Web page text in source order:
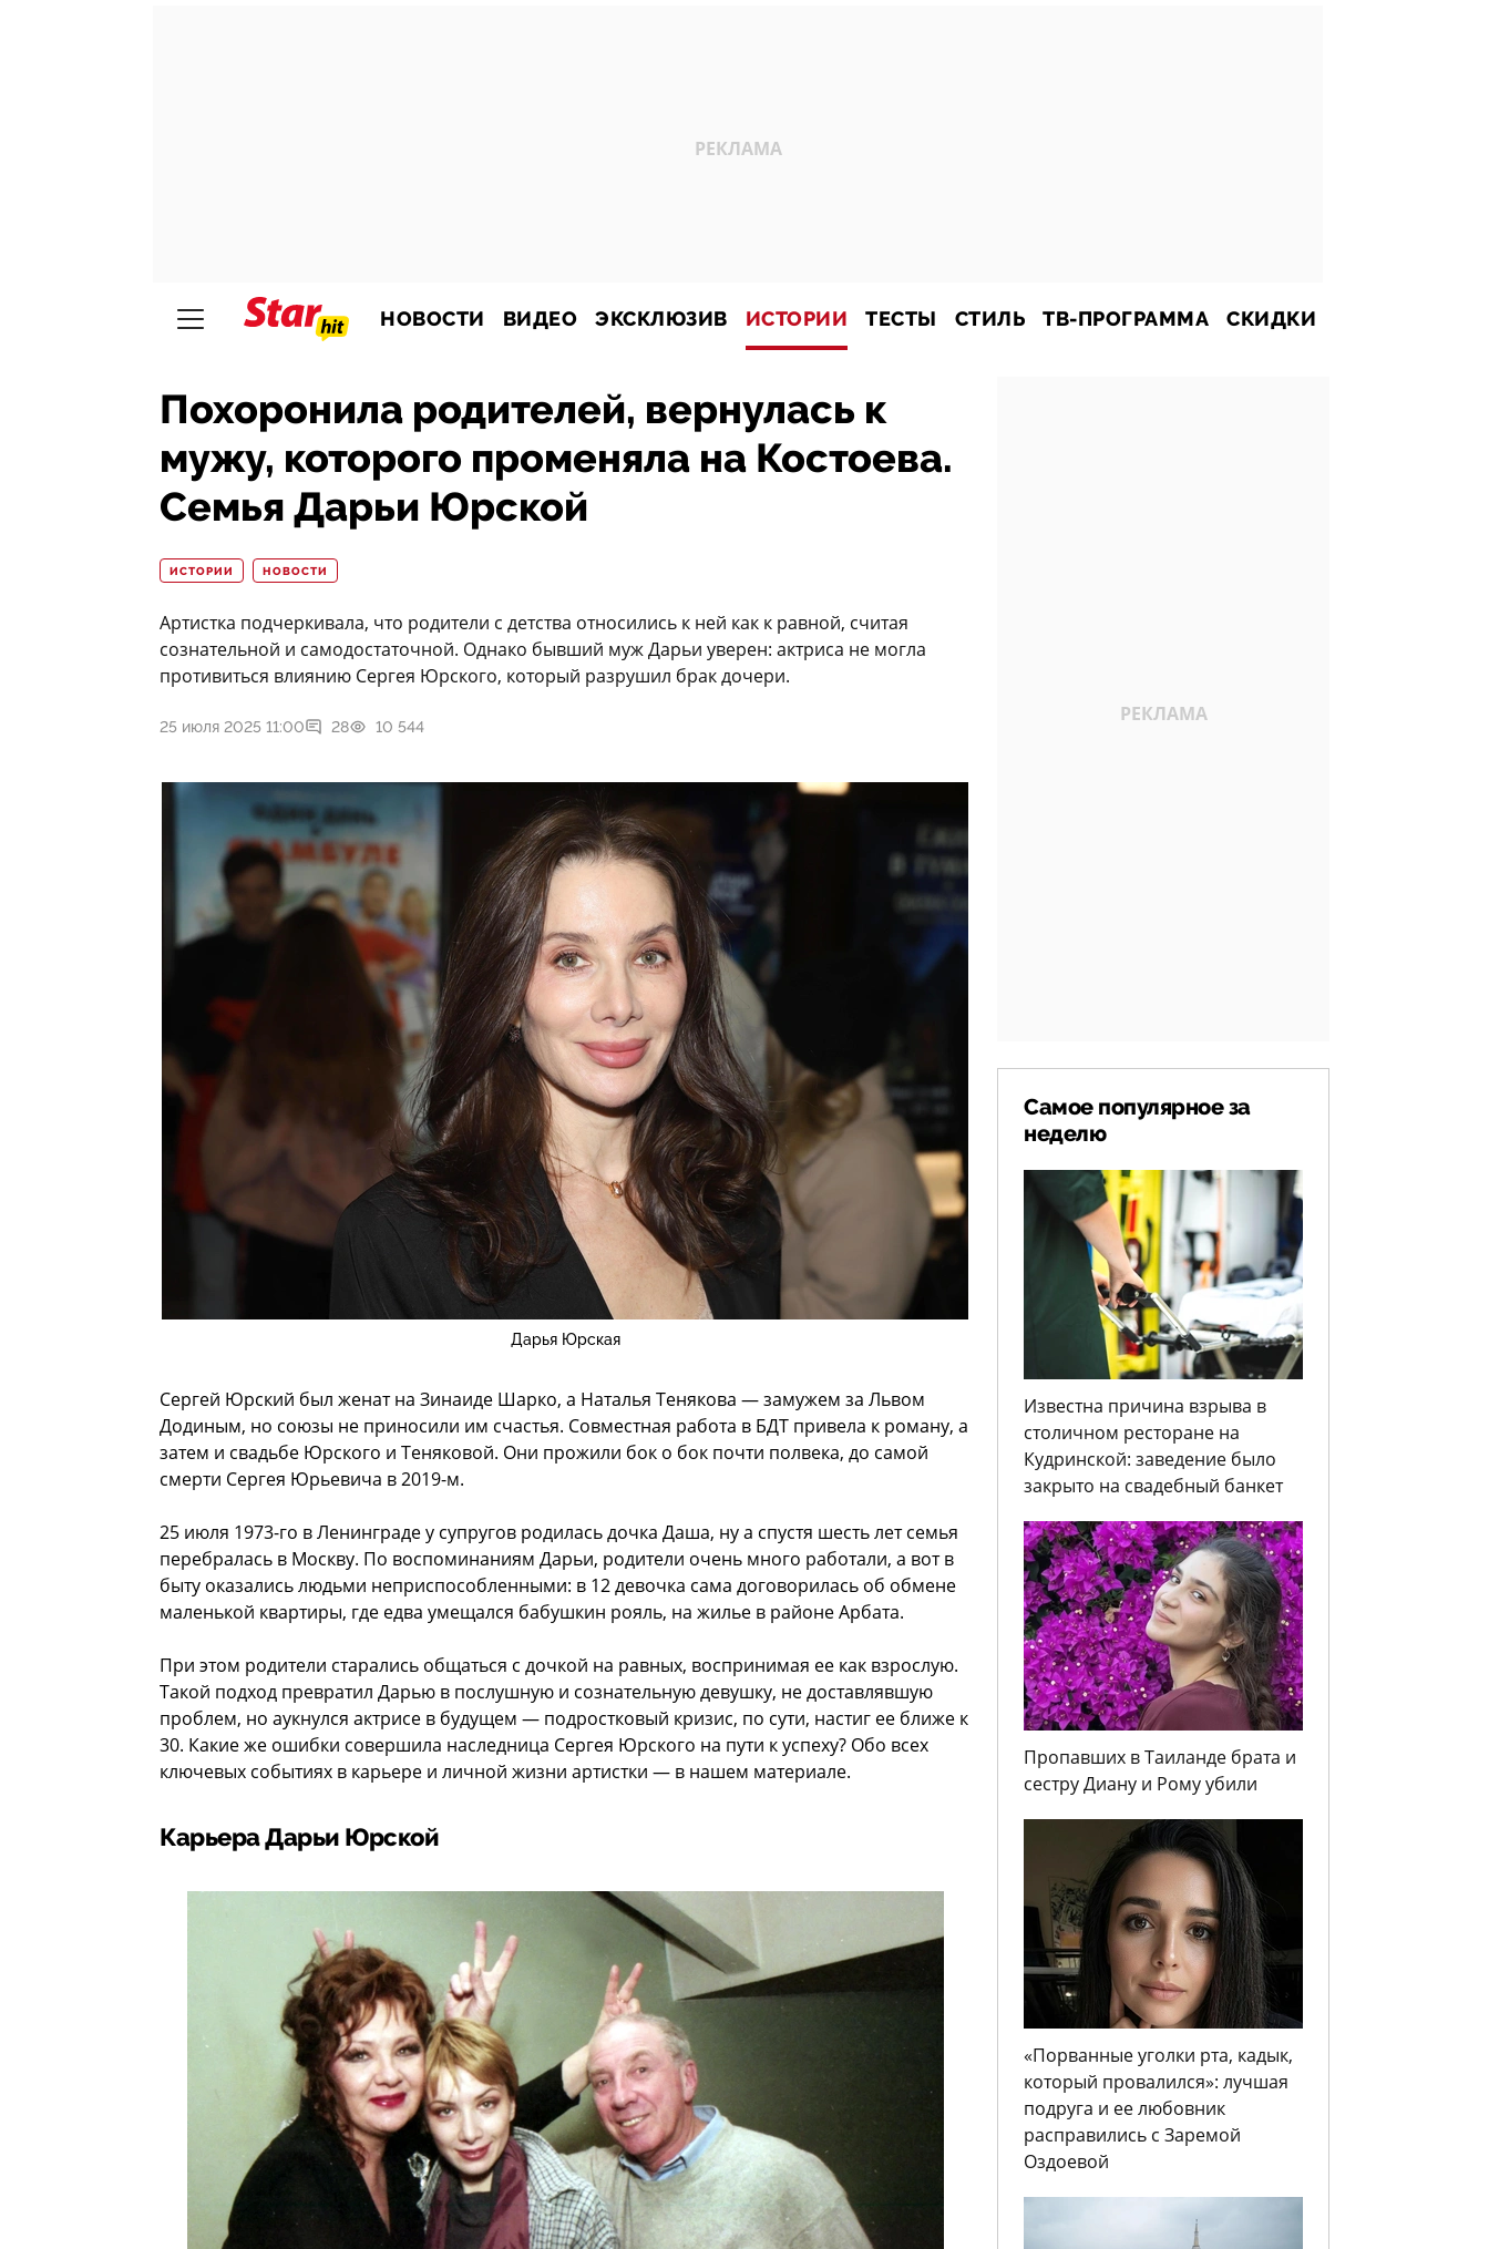
НОВОСТИ ВИДЕО ЭКСКЛЮЗИВ ИСТОРИИ ТЕСТЫ СТИЛЬ ТВ-ПРОГРАММА СКИДКИ
Похоронила родителей, вернулась к
мужу, которого променяла на Костоева.
Семья Дарьи Юрской
ИСТОРИИ НОВОСТИ
Артистка подчеркивала, что родители с детства относились к ней как к равной, считая
сознательной и самодостаточной. Однако бывший муж Дарьи уверен: актриса не могла
противиться влиянию Сергея Юрского, который разрушил брак дочери.
25 июля 2025 11:00 28 10 544
Дарья Юрская
Сергей Юрский был женат на Зинаиде Шарко, а Наталья Тенякова — замужем за Львом
Додиным, но союзы не приносили им счастья. Совместная работа в БДТ привела к роману, а
затем и свадьбе Юрского и Теняковой. Они прожили бок о бок почти полвека, до самой
смерти Сергея Юрьевича в 2019-м.
25 июля 1973-го в Ленинграде у супругов родилась дочка Даша, ну а спустя шесть лет семья
перебралась в Москву. По воспоминаниям Дарьи, родители очень много работали, а вот в
быту оказались людьми неприспособленными: в 12 девочка сама договорилась об обмене
маленькой квартиры, где едва умещался бабушкин рояль, на жилье в районе Арбата.
При этом родители старались общаться с дочкой на равных, воспринимая ее как взрослую.
Такой подход превратил Дарью в послушную и сознательную девушку, не доставлявшую
проблем, но аукнулся актрисе в будущем — подростковый кризис, по сути, настиг ее ближе к
30. Какие же ошибки совершила наследница Сергея Юрского на пути к успеху? Обо всех
ключевых событиях в карьере и личной жизни артистки — в нашем материале.
Карьера Дарьи Юрской
Самое популярное за
неделю
Известна причина взрыва в
столичном ресторане на
Кудринской: заведение было
закрыто на свадебный банкет
Пропавших в Таиланде брата и
сестру Диану и Рому убили
«Порванные уголки рта, кадык,
который провалился»: лучшая
подруга и ее любовник
расправились с Заремой
Оздоевой